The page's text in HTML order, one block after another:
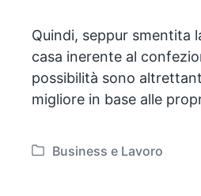
Quindi, seppur smentita
casa inerente al
possibilità sono
migliore in base alle
P
Business e Lavoro